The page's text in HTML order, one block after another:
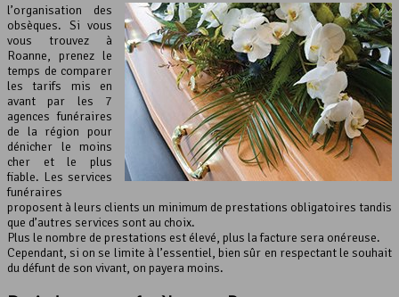
l’organisation des
obsèques. Si vous
vous trouvez à
Roanne, prenez le
temps de comparer
les tarifs mis en
avant par les 7
agences funéraires
de la région pour
dénicher le moins
cher et le plus
fiable. Les services
funéraires
proposent à leurs clients un minimum de prestations obligatoires tandis
que d’autres services sont au choix.
Plus le nombre de prestations est élevé, plus la facture sera onéreuse.
Cependant, si on se limite à l’essentiel, bien sûr en respectant le souhait
du défunt de son vivant, on payera moins.